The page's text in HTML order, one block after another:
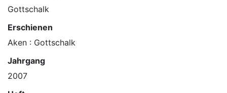
Gottschalk
Erschienen
Aken : Gottschalk
Jahrgang
2007